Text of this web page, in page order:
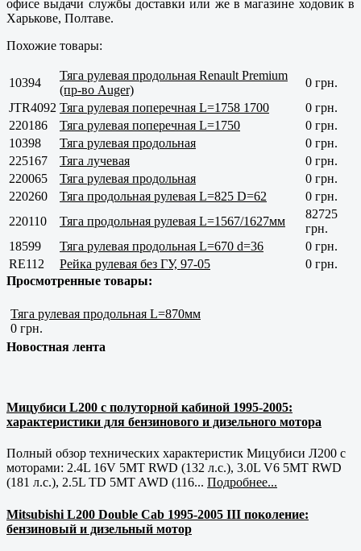
офисе выдачи службы доставки или же в магазине ходовик в
Харькове, Полтаве.
Похожие товары:
10394
Тяга рулевая продольная Renault Premium
(пр-во Auger)
0 грн.
JTR4092 Тяга рулевая поперечная L=1758 1700
0 грн.
220186
Тяга рулевая поперечная L=1750
0 грн.
10398
Тяга рулевая продольная
0 грн.
225167
Тяга лучевая
0 грн.
220065
Тяга рулевая продольная
0 грн.
220260
Тяга продольная рулевая L=825 D=62
0 грн.
220110
Тяга продольная рулевая L=1567/1627мм
82725
грн.
18599
Тяга рулевая продольная L=670 d=36
0 грн.
RE112
Рейка рулевая без ГУ, 97-05
0 грн.
Просмотренные товары:
Тяга рулевая продольная L=870мм
0 грн.
Новостная лента
Мицубиси L200 с полуторной кабиной 1995-2005:
характеристики для бензинового и дизельного мотора
Полный обзор технических характеристик Мицубиси Л200 с
моторами: 2.4L 16V 5MT RWD (132 л.с.), 3.0L V6 5MT RWD
(181 л.с.), 2.5L TD 5MT AWD (116... Подробнее...
Mitsubishi L200 Double Cab 1995-2005 III поколение:
бензиновый и дизельный мотор